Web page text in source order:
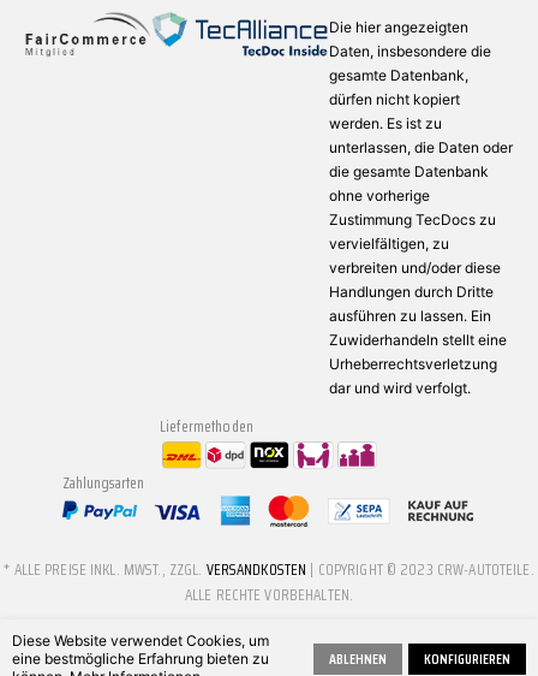
Die hier angezeigten
Daten, insbesondere die
gesamte Datenbank,
dürfen nicht kopiert
werden. Es ist zu
unterlassen, die Daten oder
die gesamte Datenbank
ohne vorherige
Zustimmung TecDocs zu
vervielfältigen, zu
verbreiten und/oder diese
Handlungen durch Dritte
ausführen zu lassen. Ein
Zuwiderhandeln stellt eine
Urheberrechtsverletzung
dar und wird verfolgt.
Liefermethoden
Zahlungsarten
* ALLE PREISE INKL. MWST., ZZGL. VERSANDKOSTEN | COPYRIGHT © 2023 CRW-AUTOTEILE.
ALLE RECHTE VORBEHALTEN.
Diese Website verwendet Cookies, um
eine bestmögliche Erfahrung bieten zu
ABLEHNEN KONFIGURIEREN